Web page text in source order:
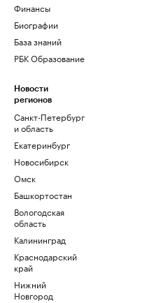
Финансы
Биографии
База знаний
РБК Образование
Новости
регионов
Санкт-Петербург
и область
Екатеринбург
Новосибирск
Омск
Башкортостан
Вологодская
область
Калининград
Краснодарский
край
Нижний
Новгород